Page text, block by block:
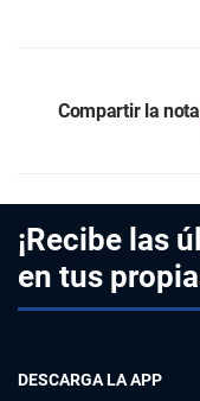
Compartir la
¡Recibe las
en tus
DESCARGA LA APP